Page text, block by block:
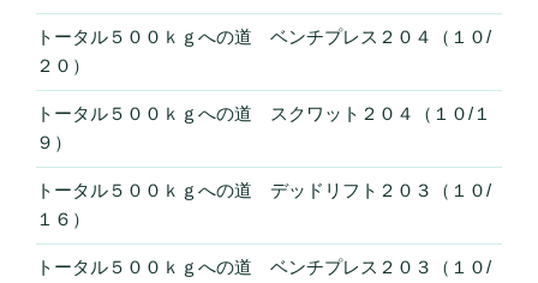
トータル５００ｋｇへの道 ベンチプレス２０４（１０/
２０）
トータル５００ｋｇへの道 スクワット２０４（１０/１
９）
トータル５００ｋｇへの道 デッドリフト２０３（１０/
１６）
トータル５００ｋｇへの道 ベンチプレス２０３（１０/